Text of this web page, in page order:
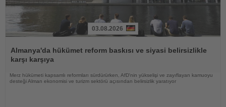
Oku
03.08.2026
Almanya'da hükümet reform baskısı ve siyasi belirsizlikle
karşı karşıya
Merz hükümeti kapsamlı reformları sürdürürken, AfD'nin yükselişi ve zayıflayan kamuoyu
desteği Alman ekonomisi ve turizm sektörü açısından belirsizlik yaratıyor